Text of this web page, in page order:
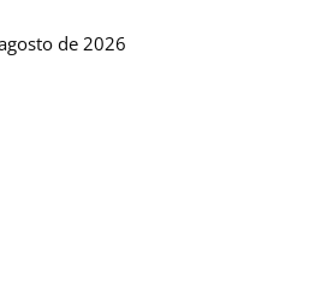
de 2026